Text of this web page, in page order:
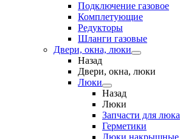
Подключение газовое
Комплетующие
Редукторы
Шланги газовые
Двери, окна, люки
Назад
Двери, окна, люки
Люки
Назад
Люки
Запчасти для люка
Герметики
Люки накрышные